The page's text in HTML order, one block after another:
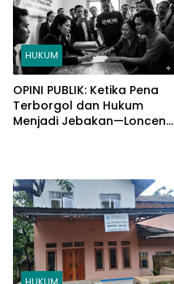
HUKUM
OPINI PUBLIK: Ketika Pena
Terborgol dan Hukum
Menjadi Jebakan—Lonceng